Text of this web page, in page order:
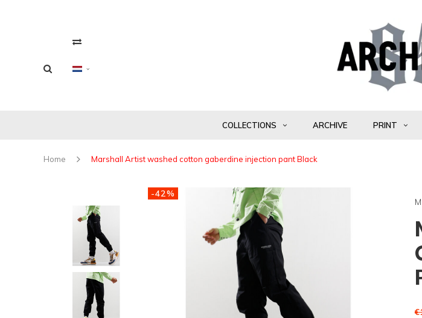
COLLECTIONS ARCHIVE PRINT
Home Marshall Artist washed cotton gaberdine injection pant Black
-42%